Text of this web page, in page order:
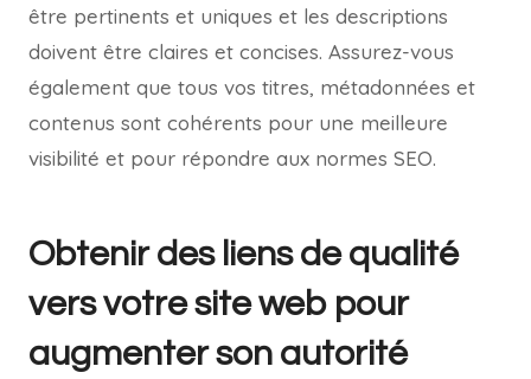
être pertinents et uniques et les descriptions
doivent être claires et concises. Assurez-vous
également que tous vos titres, métadonnées et
contenus sont cohérents pour une meilleure
visibilité et pour répondre aux normes SEO.
Obtenir des liens de qualité
vers votre site web pour
augmenter son autorité